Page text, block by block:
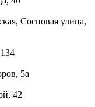
Сосновая улица,
5а
42